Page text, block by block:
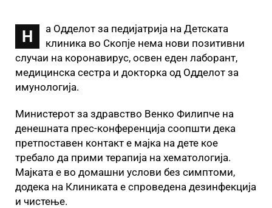
Н
а Одделот за педијатрија на Детската
клиника во Скопје нема нови позитивни
случаи на коронавирус, освен еден лаборант,
медицинска сестра и докторка од Одделот за
имунологија.
Министерот за здравство Венко Филипче на
денешната прес-конференција соопшти дека
претпоставен контакт е мајка на дете кое
требало да прими терапија на хематологија.
Мајката е во домашни услови без симптоми,
додека на Клиниката е спроведена дезинфекција
и чистење.